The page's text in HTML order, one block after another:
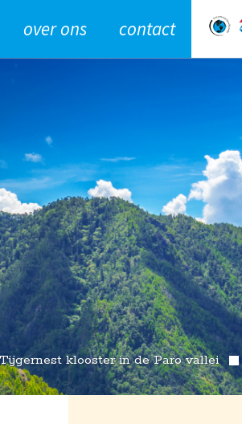
over ons contact
Tijgernest klooster in de Paro vallei